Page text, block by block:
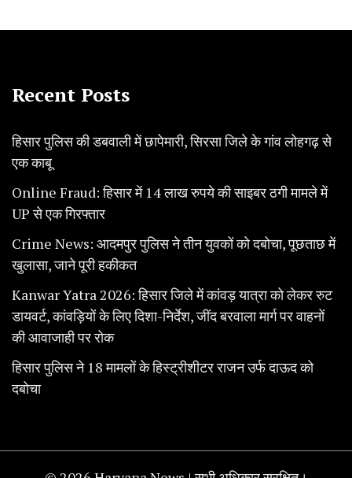
Recent Posts
हिसार पुलिस की डबवाली में छापेमारी, सिरसा जिले के गांव लोहगढ़ से
एक काबू
Online Fraud: हिसार में 14 लाख रुपये की साइबर ठगी मामले में
UP से एक गिरफ्तार
Crime News: आदमपुर पुलिस ने तीन युवकों को दबोचा, पूछताछ में
खुलासा, जाने पूरी हकीकत
Kanwar Yatra 2026: हिसार जिले में कांवड़ यात्रा को लेकर रुट
डायवर्ट, कांवड़ियों के लिए दिशा-निर्देश, जींद बरवाला मार्ग पर वाहनों
की आवाजाही पर रोक
हिसार पुलिस ने 18 मामलों के हिस्ट्रीशीटर राजन उर्फ दाऊद को
दबोचा